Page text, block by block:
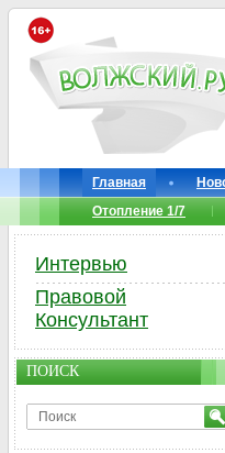
Главная
Отопление 1/7
Интервью
Правовой
Консультант
ПОИСК